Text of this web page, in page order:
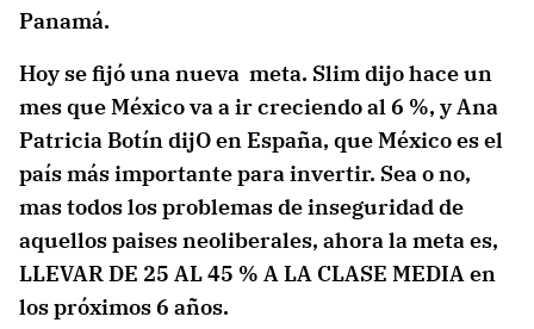
Panamá.
Hoy se fijó una nueva meta. Slim dijo hace un
mes que México va a ir creciendo al 6 %, y Ana
Patricia Botín dijO en España, que México es el
país más importante para invertir. Sea o no,
mas todos los problemas de inseguridad de
aquellos paises neoliberales, ahora la meta es,
LLEVAR DE 25 AL 45 % A LA CLASE MEDIA en
los próximos 6 años.